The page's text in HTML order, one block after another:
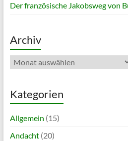
Der französische Jakobsweg von
Archiv
Archiv
Kategorien
Allgemein (15)
Andacht(20)